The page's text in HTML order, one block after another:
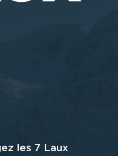
les 7 Laux